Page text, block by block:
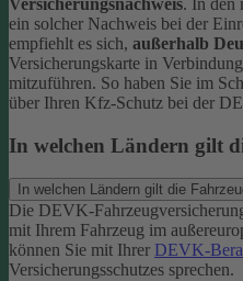
Versicherungsnachweis. In den
ein solcher Nachweis bei der
empfiehlt es sich, außerhalb
Versicherungskarte in
mitzuführen. So haben Sie im
über Ihren Kfz-Schutz bei der
In welchen Ländern gilt
In welchen Ländern gilt die
Die DEVK-
mit Ihrem Fahrzeug im
können Sie mit Ihrer DEVK-
Versicherungsschutzes sprechen.